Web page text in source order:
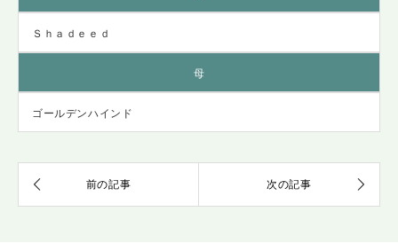
Ｓｈａｄｅｅｄ
母
ゴールデンハインド